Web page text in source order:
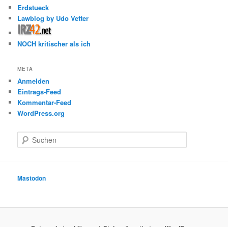
Erdstueck
Lawblog by Udo Vetter
NOCH kritischer als ich
META
Anmelden
Eintrags-Feed
Kommentar-Feed
WordPress.org
u
e
Mastodon